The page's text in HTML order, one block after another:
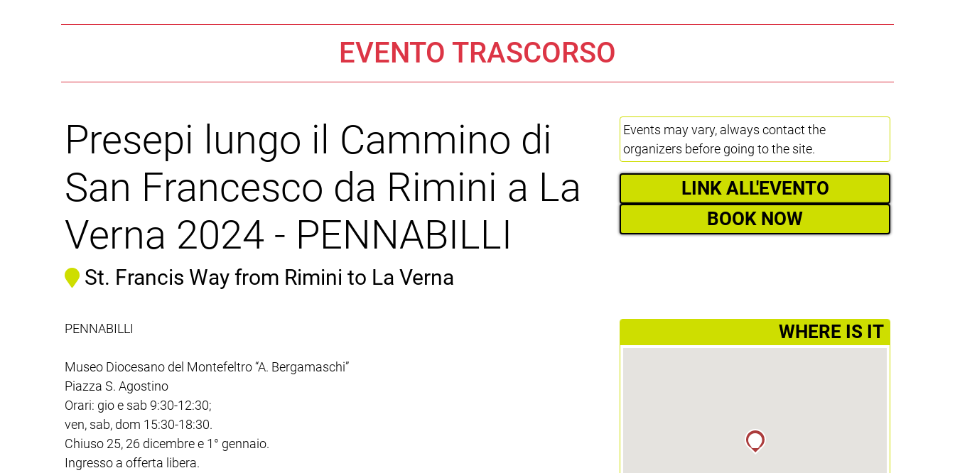
EVENTO TRASCORSO
Presepi lungo il Cammino di
San Francesco da Rimini a La
Verna 2024 - PENNABILLI
St. Francis Way from Rimini to La Verna
Events may vary, always contact the
organizers before going to the site.
LINK ALL'EVENTO
BOOK NOW
PENNABILLI
Museo Diocesano del Montefeltro “A. Bergamaschi”
Piazza S. Agostino
Orari: gio e sab 9:30-12:30;
ven, sab, dom 15:30-18:30.
Chiuso 25, 26 dicembre e 1° gennaio.
Ingresso a offerta libera.
­WHERE IS IT